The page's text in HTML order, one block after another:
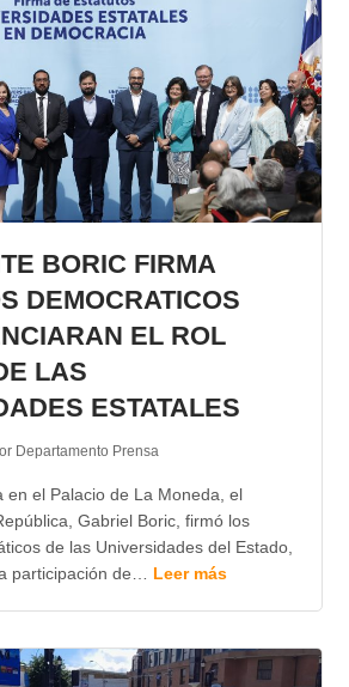
BORIC FIRMA
DEMOCRATICOS
EL ROL
LAS
ESTATALES
Departamento Prensa
en el Palacio de La Moneda, el
Gabriel Boric, firmó los
de las Universidades del Estado,
participación de… Leer más